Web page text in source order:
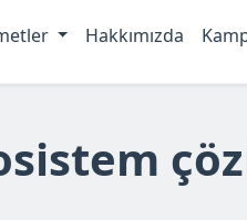
Hakkımızda